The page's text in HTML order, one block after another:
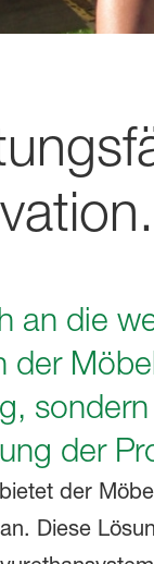
an die
der
der
der
Diese